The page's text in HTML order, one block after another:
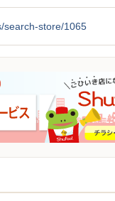
search-store/1065